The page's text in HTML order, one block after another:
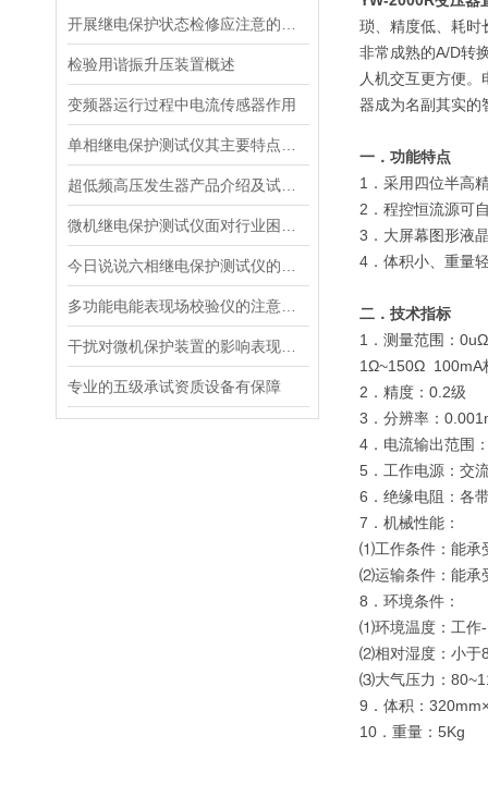
检验用谐振升压装置概述
变频器运行过程中电流传感器作用
专业的五级承试资质设备有保障
琐、精度低、耗时
非常成熟的A/D转
人机交互更方便
器成为名副其实的
一．功能特点
1．采用四位半高
2．程控恒流源可
3．大屏幕图形液
4．体积小、重量
二．技术指标
1．测量范围：
1Ω~150Ω 100mA
2．精度：0.2级
3．分辨率：
4．电流输出范围
5．工作电源：交
6．绝缘电阻：各
7．机械性能：
⑴工作条件：能承
⑵运输条件：能承
8．环境条件：
⑴环境温度：工
⑵相对湿度：小于
⑶大气压力：
9．体积：
10．重量：5Kg